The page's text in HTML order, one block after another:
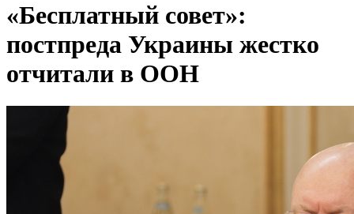
«Бесплатный совет»:
постпреда Украины жестко
отчитали в ООН